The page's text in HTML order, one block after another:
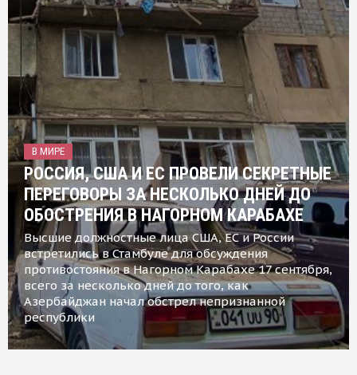
В МИРЕ
РОССИЯ, США И ЕС ПРОВЕЛИ СЕКРЕТНЫЕ
ПЕРЕГОВОРЫ ЗА НЕСКОЛЬКО ДНЕЙ ДО
ОБОСТРЕНИЯ В НАГОРНОМ КАРАБАХЕ
Высшие должностные лица США, ЕС и России
встретились в Стамбуле для обсуждения
противостояния в Нагорном Карабахе 17 сентября,
всего за несколько дней до того, как
Азербайджан начал обстрел непризнанной
республики